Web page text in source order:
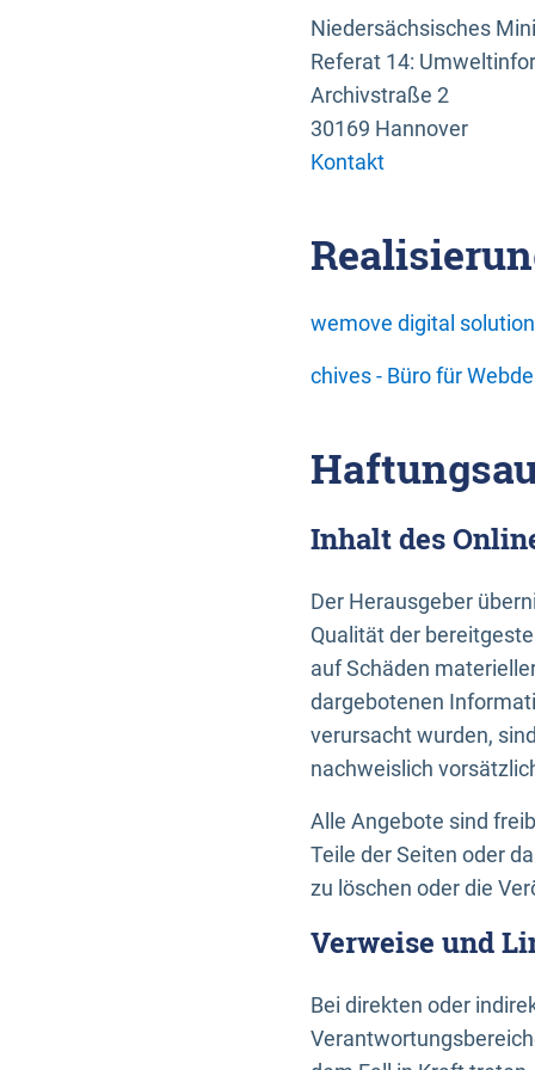
Niedersächsisches
Referat 14:
Archivstraße 2
30169 Hannover
Kontakt
wemove digital
chives - Büro für
Inhalt des
Der Herausgeber
Qualität der
auf Schäden
dargebotenen
verursacht wurden,
nachweislich
Alle Angebote sind
Teile der Seiten oder
zu löschen oder die
Verweise und
Bei direkten oder